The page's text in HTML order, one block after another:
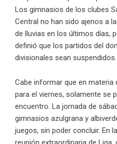
Los gimnasios de los clubes
Central no han sido ajenos a
de lluvias en los últimos días,
definió que los partidos del
divisionales sean suspendidos.
Cabe informar que en materia
para el viernes, solamente se
encuentro. La jornada de
gimnasios azulgrana y
juegos, sin poder concluir. En